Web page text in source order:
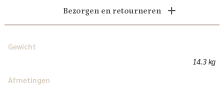
Bezorgen en retourneren
Gewicht
14.3 kg
Afmetingen